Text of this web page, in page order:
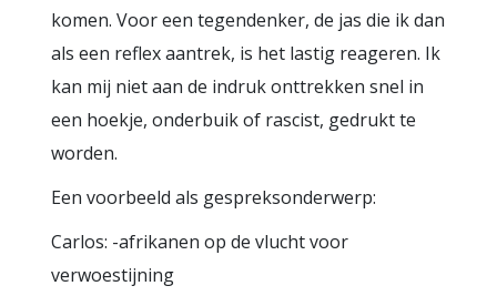
komen. Voor een tegendenker, de jas die ik dan
als een reflex aantrek, is het lastig reageren. Ik
kan mij niet aan de indruk onttrekken snel in
een hoekje, onderbuik of rascist, gedrukt te
worden.
Een voorbeeld als gespreksonderwerp:
Carlos: -afrikanen op de vlucht voor
verwoestijning